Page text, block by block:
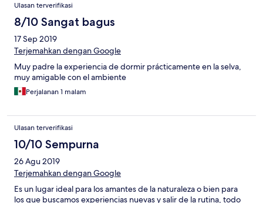
Ulasan terverifikasi
8/10 Sangat bagus
17 Sep 2019
Terjemahkan dengan Google
Muy padre la experiencia de dormir prácticamente en la selva,
muy amigable con el ambiente
Perjalanan 1 malam
Ulasan terverifikasi
10/10 Sempurna
26 Agu 2019
Terjemahkan dengan Google
Es un lugar ideal para los amantes de la naturaleza o bien para
los que buscamos experiencias nuevas y salir de la rutina, todo